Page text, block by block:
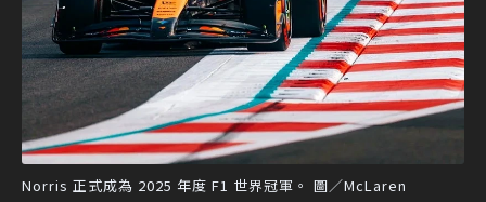
Norris 正式成為 2025 年度 F1 世界冠軍。 圖／McLaren